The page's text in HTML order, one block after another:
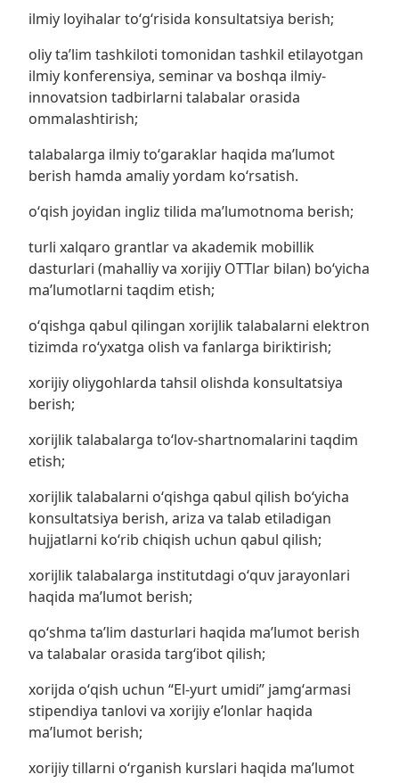
ilmiy loyihalar toʻgʻrisida konsultatsiya berish;
oliy taʼlim tashkiloti tomonidan tashkil etilayotgan
ilmiy konferensiya, seminar va boshqa ilmiy-
innovatsion tadbirlarni talabalar orasida
ommalashtirish;
talabalarga ilmiy toʻgaraklar haqida maʼlumot
berish hamda amaliy yordam koʻrsatish.
oʻqish joyidan ingliz tilida maʼlumotnoma berish;
turli xalqaro grantlar va akademik mobillik
dasturlari (mahalliy va xorijiy OTTlar bilan) boʻyicha
maʼlumotlarni taqdim etish;
oʻqishga qabul qilingan xorijlik talabalarni elektron
tizimda roʻyxatga olish va fanlarga biriktirish;
xorijiy oliygohlarda tahsil olishda konsultatsiya
berish;
xorijlik talabalarga toʻlov-shartnomalarini taqdim
etish;
xorijlik talabalarni oʻqishga qabul qilish boʻyicha
konsultatsiya berish, ariza va talab etiladigan
hujjatlarni koʻrib chiqish uchun qabul qilish;
xorijlik talabalarga institutdagi oʻquv jarayonlari
haqida maʼlumot berish;
qoʻshma ta’lim dasturlari haqida ma’lumot berish
va talabalar orasida targʻibot qilish;
xorijda oʻqish uchun “El-yurt umidi” jamgʻarmasi
stipendiya tanlovi va xorijiy e’lonlar haqida
ma’lumot berish;
xorijiy tillarni oʻrganish kurslari haqida ma’lumot